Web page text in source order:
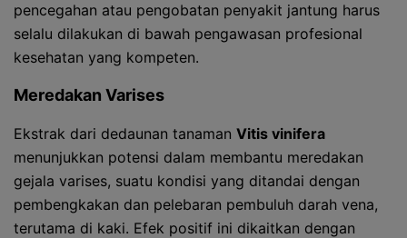
pencegahan atau pengobatan penyakit jantung harus
selalu dilakukan di bawah pengawasan profesional
kesehatan yang kompeten.
Meredakan Varises
Ekstrak dari dedaunan tanaman Vitis vinifera
menunjukkan potensi dalam membantu meredakan
gejala varises, suatu kondisi yang ditandai dengan
pembengkakan dan pelebaran pembuluh darah vena,
terutama di kaki. Efek positif ini dikaitkan dengan